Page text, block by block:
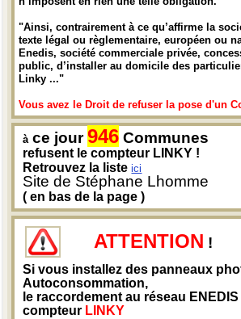
"Ainsi, contrairement à ce qu’affirme la
texte légal ou règlementaire, européen ou
Enedis, société commerciale privée,
public, d’installer au domicile des
Linky ..."
Vous avez le Droit de refuser la pose d'un
à ce jour946 Communes
refusent le compteur LINKY !
Retrouvez la listeici
Site de Stéphane Lhomme
( en bas de la page )
ATTENTION !
Si vous installez des panneaux
Autoconsommation,
le raccordement au réseau
compteur LINKY